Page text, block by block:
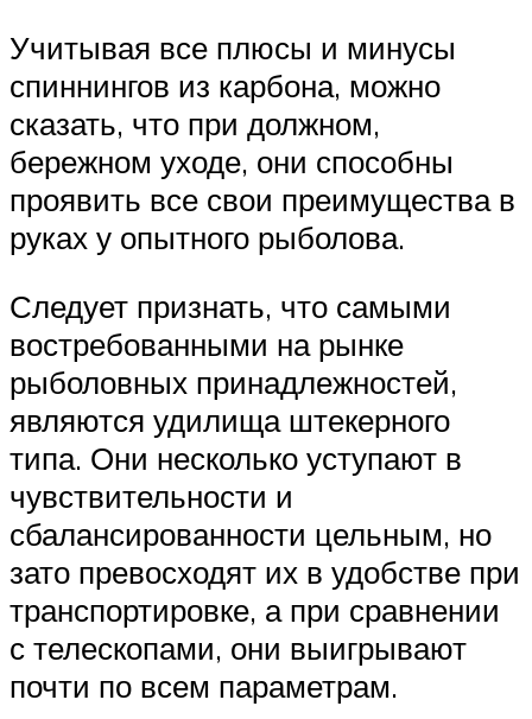
Учитывая все плюсы и минусы
спиннингов из карбона, можно
сказать, что при должном,
бережном уходе, они способны
проявить все свои преимущества в
руках у опытного рыболова.
Следует признать, что самыми
востребованными на рынке
рыболовных принадлежностей,
являются удилища штекерного
типа. Они несколько уступают в
чувствительности и
сбалансированности цельным, но
зато превосходят их в удобстве при
транспортировке, а при сравнении
с телескопами, они выигрывают
почти по всем параметрам.